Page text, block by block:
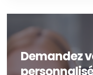
Demandez